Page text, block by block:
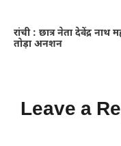
रांची : छात्र नेता देवेंद्र नाथ
तोड़ा अनशन
Leave a